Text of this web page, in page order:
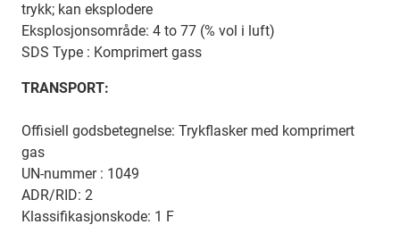
trykk; kan eksplodere
Eksplosjonsområde: 4 to 77 (% vol i luft)
SDS Type : Komprimert gass
TRANSPORT:
Offisiell godsbetegnelse: Trykflasker med komprimert
gas
UN-nummer : 1049
ADR/RID: 2
Klassifikasjonskode: 1 F